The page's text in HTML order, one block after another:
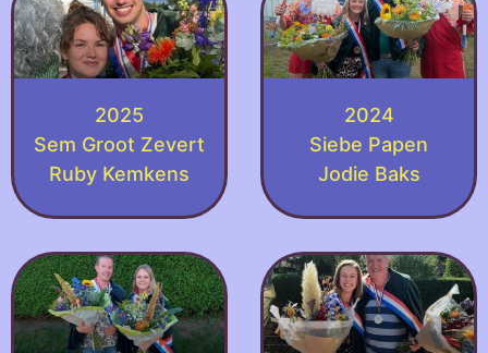
2025
Sem Groot Zevert
Ruby Kemkens
2024
Siebe Papen
Jodie Baks